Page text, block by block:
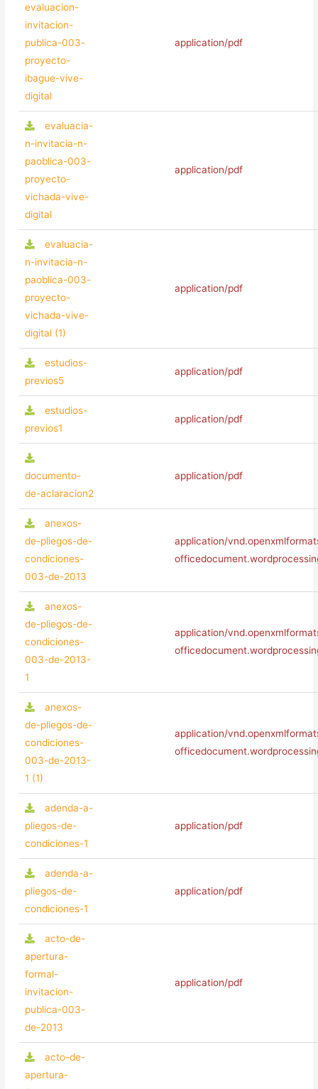
evaluacion-
invitacion-
publica-003-
proyecto-
ibague-vive-
digital
application/pdf
evaluacia-
n-invitacia-n-
paoblica-003-
proyecto-
vichada-vive-
digital
application/pdf
evaluacia-
n-invitacia-n-
paoblica-003-
proyecto-
vichada-vive-
digital (1)
application/pdf
estudios-
previos5
application/pdf
estudios-
previos1
application/pdf
documento-
de-aclaracion2
application/pdf
anexos-
de-pliegos-de-
condiciones-
003-de-2013
application/
anexos-
de-pliegos-de-
condiciones-
003-de-2013-
1
application/
anexos-
de-pliegos-de-
condiciones-
003-de-2013-
1 (1)
application/
adenda-a-
pliegos-de-
condiciones-1
application/pdf
adenda-a-
pliegos-de-
condiciones-1
application/pdf
acto-de-
apertura-
formal-
invitacion-
publica-003-
de-2013
application/pdf
acto-de-
apertura-